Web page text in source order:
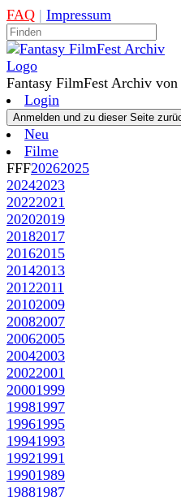
FAQ | Impressum
Fantasy FilmFest Archiv von
Login
Neu
Filme
FFF20262025
20242023
20222021
20202019
20182017
20162015
20142013
20122011
20102009
20082007
20062005
20042003
20022001
20001999
19981997
19961995
19941993
19921991
19901989
19881987